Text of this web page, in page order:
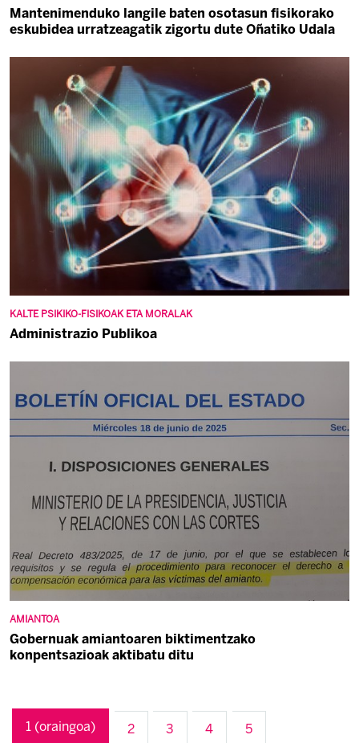
Mantenimenduko langile baten osotasun fisikorako
eskubidea urratzeagatik zigortu dute Oñatiko Udala
KALTE PSIKIKO-FISIKOAK ETA MORALAK
Administrazio Publikoa
AMIANTOA
Gobernuak amiantoaren biktimentzako
konpentsazioak aktibatu ditu
1 (oraingoa) 2 3 4 5